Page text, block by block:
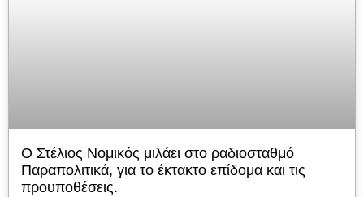
Ο Στέλιος Νομικός μιλάει στο ραδιοσταθμό
Παραπολιτικά, για το έκτακτο επίδομα και τις
προυποθέσεις.